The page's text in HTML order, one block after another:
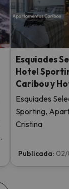
Esquiades
Hotel
Caribou y
Esquiades
Sporting,
Cristina
Publicada: